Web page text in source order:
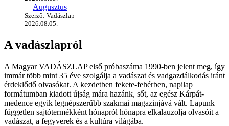
Augusztus
Szerző: Vadászlap
2026.08.05.
A vadászlapról
A Magyar VADÁSZLAP első próbaszáma 1990-ben jelent meg, így
immár több mint 35 éve szolgálja a vadászat és vadgazdálkodás iránt
érdeklődő olvasókat. A kezdetben fekete-fehérben, napilap
formátumban kiadott újság mára hazánk, sőt, az egész Kárpát-
medence egyik legnépszerűbb szakmai magazinjává vált. Lapunk
független sajtótermékként hónapról hónapra elkalauzolja olvasóit a
vadászat, a fegyverek és a kultúra világába.